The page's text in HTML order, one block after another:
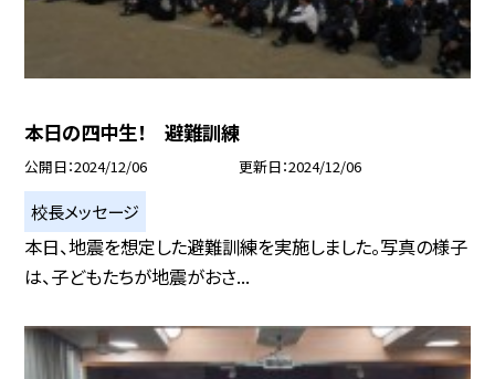
本日の四中生！ 避難訓練
公開日 2024/12/06 更新日 2024/12/06
校長メッセージ
本日、地震を想定した避難訓練を実施しました。写真の様子
は、子どもたちが地震がおさ...